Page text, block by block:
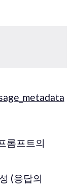
롬프트의
(응답의